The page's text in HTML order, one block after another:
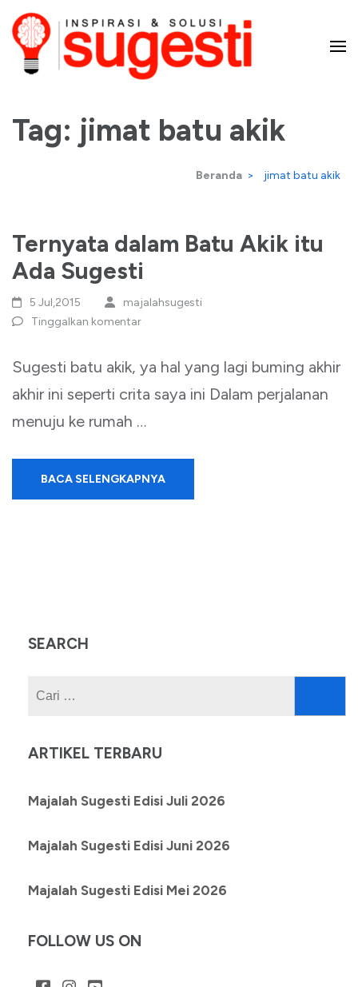
Lompat
ke
konten
Enter)
dan Solusi
Tag: jimat batu akik
Beranda > jimat batu akik
Ternyata dalam Batu Akik itu
Ada Sugesti
5 Jul,2015
majalahsugesti
Tinggalkan komentar
Sugesti batu akik, ya hal yang lagi buming akhir
akhir ini seperti crita saya ini Dalam perjalanan
menuju ke rumah …
BACA SELENGKAPNYA
SEARCH
ARTIKEL TERBARU
Majalah Sugesti Edisi Juli 2026
Majalah Sugesti Edisi Juni 2026
Majalah Sugesti Edisi Mei 2026
FOLLOW US ON